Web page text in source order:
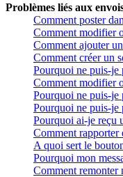
Problèmes liés aux
Comment poster
Comment modifier
Comment ajouter
Comment créer un
Pourquoi ne puis-je
Comment modifier
Pourquoi ne puis-je
Pourquoi ne puis-je
Pourquoi ai-je reçu
Comment rapporter
A quoi sert le
Pourquoi mon
Comment remonter